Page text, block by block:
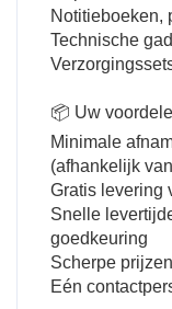
Notitieboeken,
Technische
📦 Uw
Minimale
(afhankelijk
Gratis levering
Snelle
goedkeuring
Scherpe
Eén